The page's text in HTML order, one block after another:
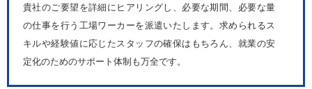
貴社のご要望を詳細にヒアリングし、必要な期間、必要な量
の仕事を行う工場ワーカーを派遣いたします。求められるス
キルや経験値に応じたスタッフの確保はもちろん、就業の安
定化のためのサポート体制も万全です。